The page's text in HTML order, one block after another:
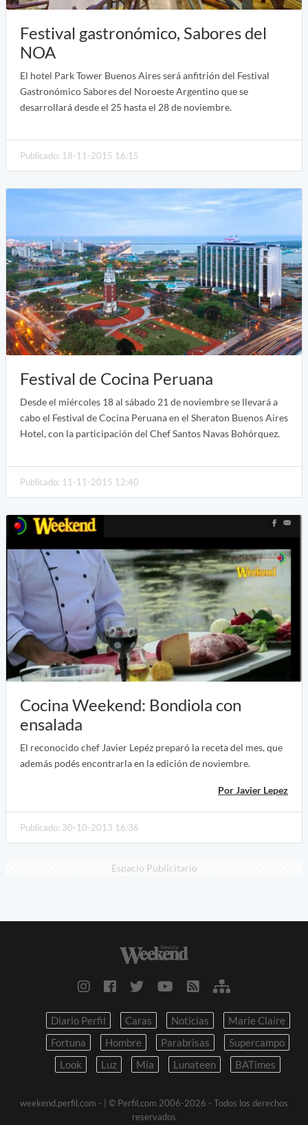
Festival gastronómico, Sabores del
NOA
El hotel Park Tower Buenos Aires será anfitrión del Festival
Gastronómico Sabores del Noroeste Argentino que se
desarrollará desde el 25 hasta el 28 de noviembre.
Publicado: 18-11-2015 16:15
Festival de Cocina Peruana
Desde el miércoles 18 al sábado 21 de noviembre se llevará a
cabo el Festival de Cocina Peruana en el Sheraton Buenos Aires
Hotel, con la participación del Chef Santos Navas Bohórquez.
Publicado: 11-11-2015 12:40
Cocina Weekend: Bondiola con
ensalada
El reconocido chef Javier Lepéz preparó la receta del mes, que
además podés encontrarla en la edición de noviembre.
Por Javier Lepez
Publicado: 30-10-2013 16:36
Espacio Publicitario
Diario Perfil Caras Noticias
Marie Claire
Fortuna
Hombre Parabrisas
Supercampo
Look
Luz Mia Lunateen BATimes
weekend.perfil.com -
| © Perfil.com 2006-2026 - Todos los derechos
reservados